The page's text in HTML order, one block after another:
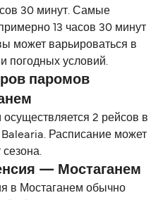
30 минут. Самые
13 часов 30 минут
может варьироваться в
погодных условий.
паромов
2 рейсов в
Расписание может
сезона.
— Мостаганем
в Мостаганем обычно